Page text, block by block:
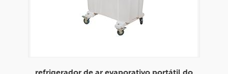
envirotech 8000cmh uso doméstico